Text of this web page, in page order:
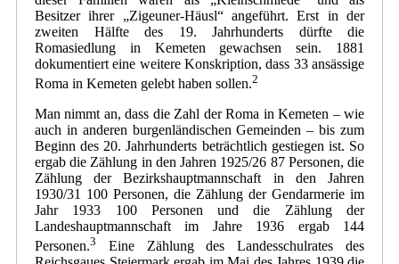
Besitzer ihrer „Zigeuner-Häusl“ angeführt. Erst in der
zweiten Hälfte des 19. Jahrhunderts dürfte die
Romasiedlung in Kemeten gewachsen sein. 1881
dokumentiert eine weitere Konskription, dass 33 ansässige
Roma in Kemeten gelebt haben sollen.2
Man nimmt an, dass die Zahl der Roma in Kemeten – wie
auch in anderen burgenländischen Gemeinden – bis zum
Beginn des 20. Jahrhunderts beträchtlich gestiegen ist. So
ergab die Zählung in den Jahren 1925/26 87 Personen, die
Zählung der Bezirkshauptmannschaft in den Jahren
1930/31 100 Personen, die Zählung der Gendarmerie im
Jahr 1933 100 Personen und die Zählung der
Landeshauptmannschaft im Jahre 1936 ergab 144
Personen.3
Eine Zählung des Landesschulrates des